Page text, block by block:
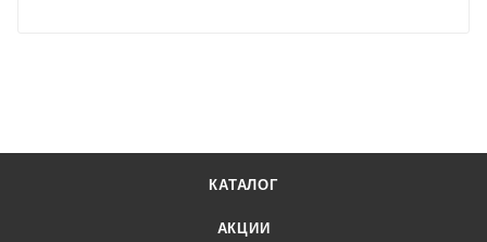
КАТАЛОГ
АКЦИИ